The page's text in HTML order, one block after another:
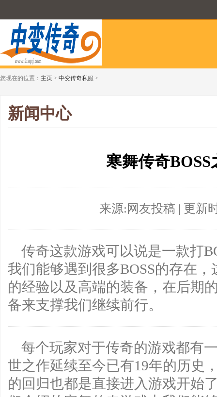
您现在的位置： 主页 > 中变传奇私服 >
新闻中心
寒舞传奇
来源:网友投稿 | 更新
传奇这款游戏可以说是一款打
我们能够遇到很多BOSS的存在
的经验以及高端的装备，在后期
备来支撑我们继续前行。
每个玩家对于传奇的游戏都有
世之作延续至今已有19年的历史
的回归也都是直接进入游戏开始